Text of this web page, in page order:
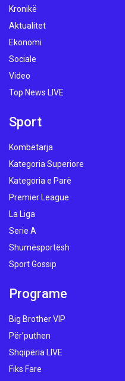
Kronikë
Aktualitet
Ekonomi
Sociale
Video
Top News LIVE
Sport
Kombëtarja
Kategoria Superiore
Kategoria e Parë
Premier League
La Liga
Serie A
Shumësportësh
Sport Gossip
Programe
Big Brother VIP
Për’puthen
Shqipëria LIVE
Fiks Fare